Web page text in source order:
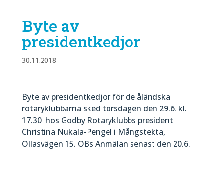
Byte av
presidentkedjor
30.11.2018
Byte av presidentkedjor för de åländska
rotaryklubbarna sked torsdagen den 29.6. kl.
17.30 hos Godby Rotaryklubbs president
Christina Nukala-Pengel i Mångstekta,
Ollasvägen 15. OBs Anmälan senast den 20.6.